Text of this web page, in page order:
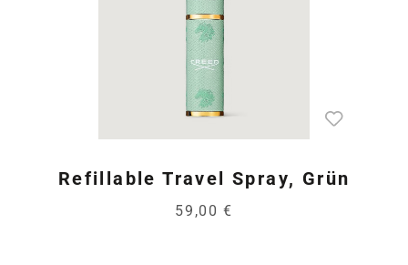
Refillable Travel Spray, Grün
59,00 €